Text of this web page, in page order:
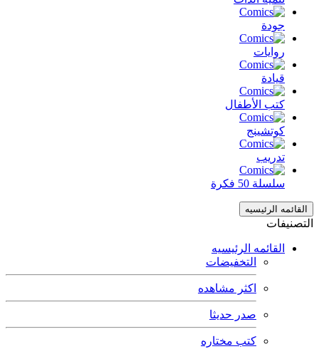
جودة
روايات
قيادة
كتب الأطفال
كوتشينج
تدريب
سلسلة 50 فكرة
القائمه الرئيسيه
التصنيفات
القائمه الرئيسيه
التخفيضات
اكثر مشاهده
صدر حديثا
كتب مختاره